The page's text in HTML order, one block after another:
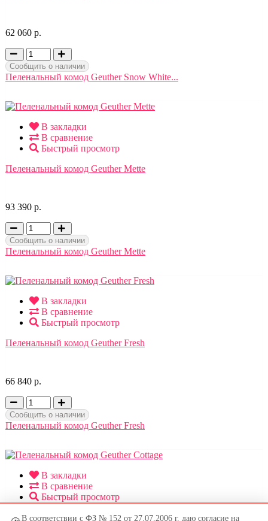
62 060 р.
Сообщить о наличии
Пеленальный комод Geuther Snow White...
В закладки
В сравнение
Быстрый просмотр
Пеленальный комод Geuther Mette
93 390 р.
Сообщить о наличии
Пеленальный комод Geuther Mette
В закладки
В сравнение
Быстрый просмотр
Пеленальный комод Geuther Fresh
66 840 р.
Сообщить о наличии
Пеленальный комод Geuther Fresh
В закладки
В сравнение
Быстрый просмотр
Пеленальный комод Geuther Cottage
В соответствии с ФЗ № 152 от 27.07.2006 г. даю согласие на